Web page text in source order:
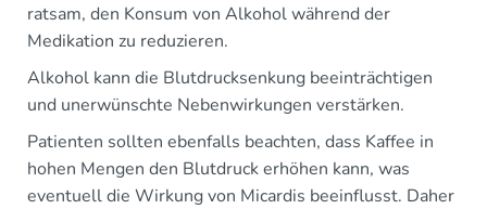
ratsam, den Konsum von Alkohol während der
Medikation zu reduzieren.
Alkohol kann die Blutdrucksenkung beeinträchtigen
und unerwünschte Nebenwirkungen verstärken.
Patienten sollten ebenfalls beachten, dass Kaffee in
hohen Mengen den Blutdruck erhöhen kann, was
eventuell die Wirkung von Micardis beeinflusst. Daher